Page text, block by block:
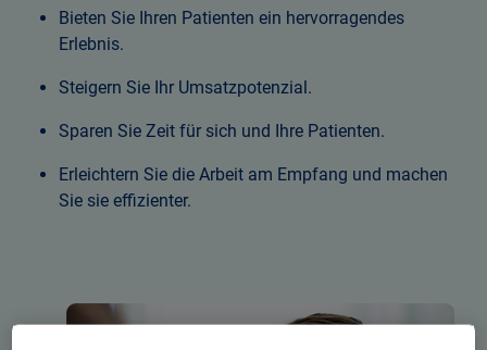
Bieten Sie Ihren Patienten ein hervorragendes
Erlebnis.
Steigern Sie Ihr Umsatzpotenzial.
Sparen Sie Zeit für sich und Ihre Patienten.
Erleichtern Sie die Arbeit am Empfang und machen
Sie sie effizienter.